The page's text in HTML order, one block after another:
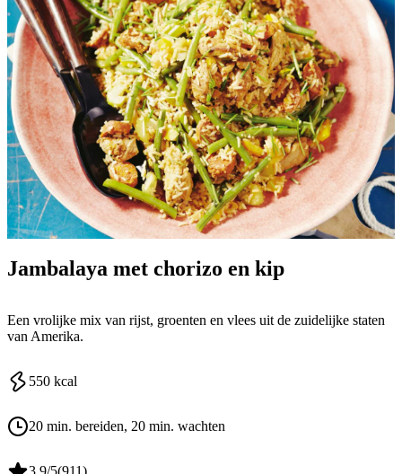
Jambalaya met chorizo en kip
Een vrolijke mix van rijst, groenten en vlees uit de zuidelijke staten
van Amerika.
550 kcal
20 min. bereiden, 20 min. wachten